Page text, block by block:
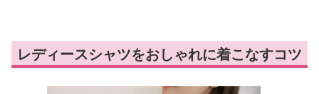
レディースシャツをおしゃれに着こなすコツ